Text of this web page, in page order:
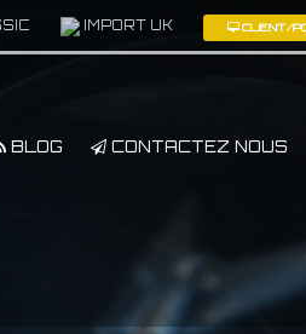
IMPORT UK CLIENT/
BLOG CONTACTEZ NOUS